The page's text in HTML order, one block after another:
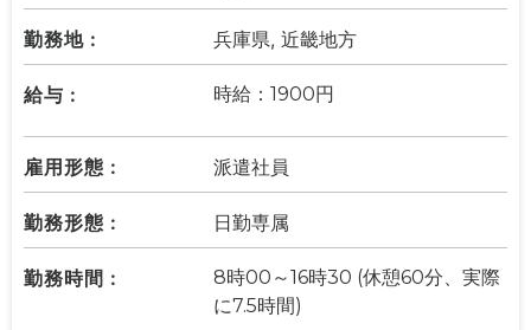
勤務地 : 兵庫県, 近畿地方
給与 : 時給：1900円
雇用形態 : 派遣社員
勤務形態 : 日勤専属
勤務時間 :
8時00～16時30 (休憩60分、実際
に7.5時間)